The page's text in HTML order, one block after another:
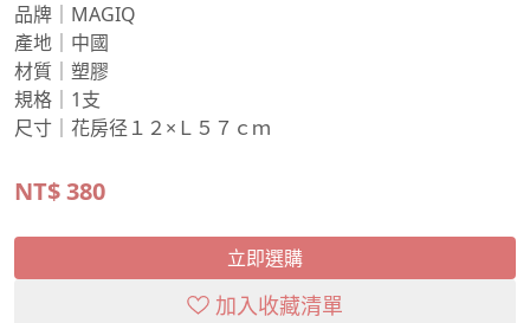
品牌｜MAGIQ
產地｜中國
材質｜塑膠
規格｜1支
尺寸｜花房径１２×Ｌ５７ｃｍ
NT$380
立即選購
加入收藏清單